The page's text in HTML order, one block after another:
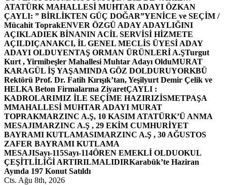
ATATÜRK MAHALLESİ MUHTAR ADAYI ÖZKAN
ÇAYLI: ” BİRLİKTEN GÜÇ DOĞAR”YENİCE ve SEÇİM /
Mücahit ToprakENVER ÖZGÜ ADAY ADAYLIĞINI
AÇIKLADIEK BİNANIN ACİL SERVİSİ HİZMETE
AÇILDIÇANAKCI, İL GENEL MECLİS ÜYESİ ADAY
ADAYI OLDUYENTAŞ ORMAN ÜRÜNLERİ A.ŞTurgut
Kurt , Yirmibeşler Mahallesi Muhtar Adayı OlduMURAT
KARAGÜL İŞ YAŞAMINDA GÖZ DOLDURUYORKBÜ
Rektörü Prof. Dr. Fatih Kırışık’tan, Yeşilyurt Demir Çelik ve
HELKA Beton Firmalarına ZiyaretÇAYLI :
KADROLARIMIZ İLE SEÇİME HAZIRIZİSMETPAŞA
MMAHALLESİ MUHTAR ADAYI MURAT
TOPRAKMARZINC A.Ş, 10 KASIM ATATÜRK’Ü ANMA
MESAJIMARZINC A.Ş , 29 EKİM CUMHURİYET
BAYRAMI KUTLAMASIMARZINC A.Ş , 30 AĞUSTOS
ZAFER BAYRAMI KUTLAMA
MESAJISayı-115Sayı-114ÖREN EMEKLİ OLDUOKUL
ÇEŞİTLİLİĞİ ARTIRILMALIDIRKarabük’te Haziran
Ayında 197 Konut Satıldı
Cts. Ağu 8th, 2026